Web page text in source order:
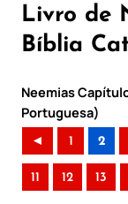
Livro de
Bíblia
Neemias
Portuguesa)
◄ 1 2
11 12 13